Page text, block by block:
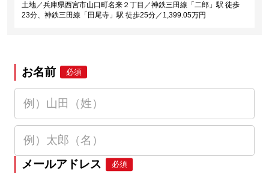
土地／兵庫県西宮市山口町名来２丁目／神鉄三田線「二郎」駅 徒歩
23分、神鉄三田線「田尾寺」駅 徒歩25分／1,399.05万円
お名前 必須
メールアドレス 必須